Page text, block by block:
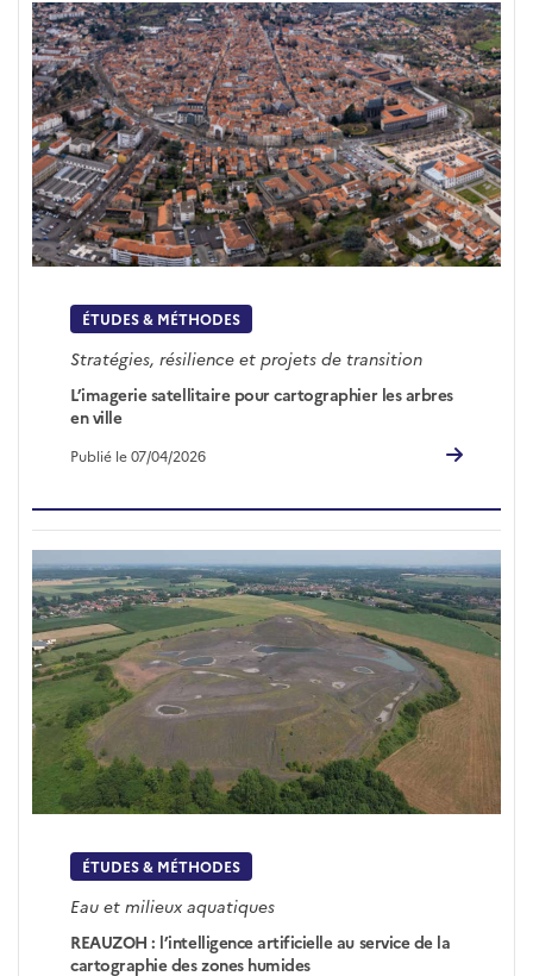
ÉTUDES & MÉTHODES
Stratégies, résilience et projets de transition
L’imagerie satellitaire pour cartographier les arbres
en ville
Publié le 07/04/2026
ÉTUDES & MÉTHODES
Eau et milieux aquatiques
REAUZOH : l’intelligence artificielle au service de la
cartographie des zones humides